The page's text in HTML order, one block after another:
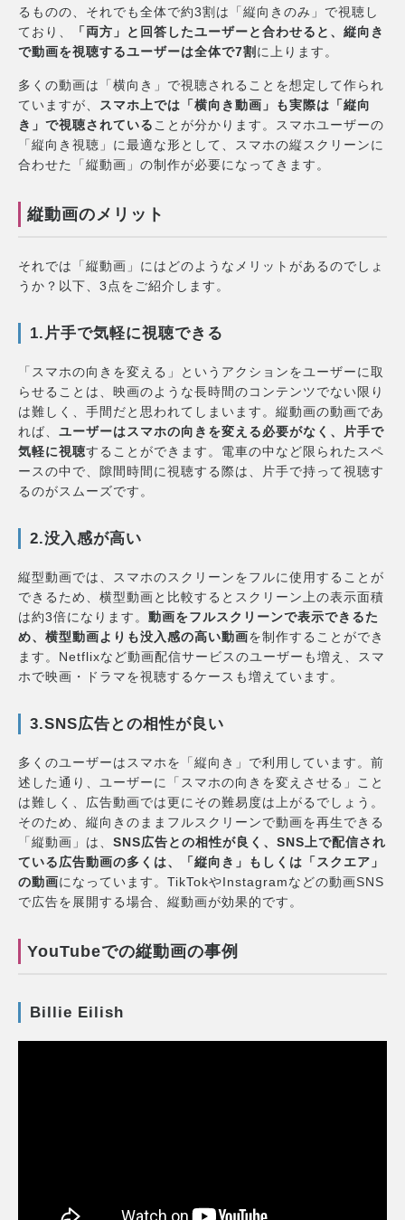
るものの、それでも全体で約3割は「縦向きのみ」で視聴し
ており、
「両方」と回答したユーザーと合わせると、縦向き
で動画を視聴するユーザーは全体で7割 に上ります。
多くの動画は「横向き」で視聴されることを想定して作られ
ていますが、
スマホ上では「横向き動画」も実際は「縦向
き」で視聴されている ことが分かります。スマホユーザーの
「縦向き視聴」に最適な形として、スマホの縦スクリーンに
合わせた「縦動画」の制作が必要になってきます。
縦動画のメリット
それでは「縦動画」にはどのようなメリットがあるのでしょ
うか？以下、3点をご紹介します。
1.片手で気軽に視聴できる
「スマホの向きを変える」というアクションをユーザーに取
らせることは、映画のような長時間のコンテンツでない限り
は難しく、手間だと思われてしまいます。縦動画の動画であ
れば、 ユーザーはスマホの向きを変える必要がなく、片手で
気軽に視聴することができます。電車の中など限られたスペ
ースの中で、隙間時間に視聴する際は、片手で持って視聴す
るのがスムーズです。
2.没入感が高い
縦型動画では、スマホのスクリーンをフルに使用することが
できるため、横型動画と比較するとスクリーン上の表示面積
は約3倍になります。 動画をフルスクリーンで表示できるた
め、横型動画よりも没入感の高い動画を制作することができ
ます。Netflixなど動画配信サービスのユーザーも増え、スマ
ホで映画・ドラマを視聴するケースも増えています。
3.SNS広告との相性が良い
多くのユーザーはスマホを「縦向き」で利用しています。前
述した通り、ユーザーに「スマホの向きを変えさせる」こと
は難しく、広告動画では更にその難易度は上がるでしょう。
そのため、縦向きのままフルスクリーンで動画を再生できる
「縦動画」は、 SNS広告との相性が良く、SNS上で配信され
ている広告動画の多くは、「縦向き」もしくは「スクエア」
の動画になっています。TikTokやInstagramなどの動画SNS
で広告を展開する場合、縦動画が効果的です。
YouTubeでの縦動画の事例
Billie Eilish